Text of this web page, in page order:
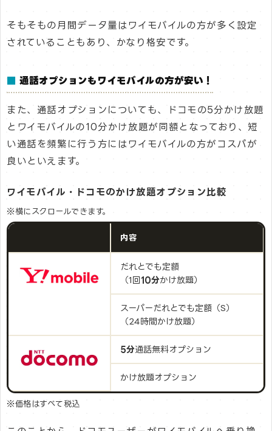
そもそもの月間データ量はワイモバイルの方が多く設定
されていることもあり、かなり格安です。
通話オプションもワイモバイルの方が安い！
また、通話オプションについても、ドコモの5分かけ放題
とワイモバイルの10分かけ放題が同額となっており、短
い通話を頻繁に行う方にはワイモバイルの方がコスパが
良いといえます。
ワイモバイル・ドコモのかけ放題オプション比較
※横にスクロールできます。
内容
だれとでも定額
（1回 10分かけ放題）
スーパーだれとでも定額（S）
（24時間かけ放題）
5分通話無料オプション
かけ放題オプション
※価格はすべて税込